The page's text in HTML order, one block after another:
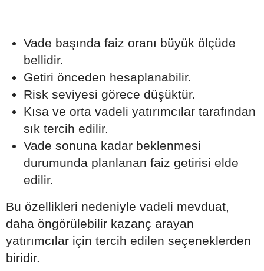
Vade başında faiz oranı büyük ölçüde
bellidir.
Getiri önceden hesaplanabilir.
Risk seviyesi görece düşüktür.
Kısa ve orta vadeli yatırımcılar tarafından
sık tercih edilir.
Vade sonuna kadar beklenmesi
durumunda planlanan faiz getirisi elde
edilir.
Bu özellikleri nedeniyle vadeli mevduat,
daha öngörülebilir kazanç arayan
yatırımcılar için tercih edilen seçeneklerden
biridir.